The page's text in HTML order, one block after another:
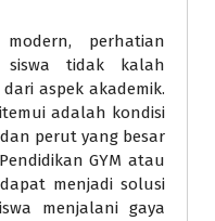
perhatian
siswa tidak kalah
dari aspek akademik.
adalah kondisi
perut yang besar
GYM atau
menjadi solusi
menjalani gaya